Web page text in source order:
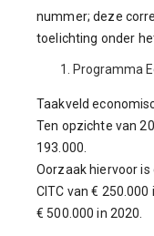
nummer; deze
toelichting onder
Programma
Taakveld
Ten opzichte van
193.000.
Oorzaak hiervoor
CITC van € 250.000
€ 500.000 in 2020.